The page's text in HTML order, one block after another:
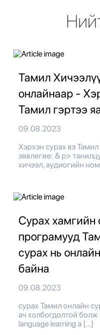
Тамил
онлайнаар -
Тамил гэртээ
09.08.2023
Хэрхэн сурах вэ
зөвлөгөө: & p>
хичээл, аудиогийн
Сурах хамгийн
програмууд
сурах нь
байна
09.08.2023
сурах Тамил онлайн
ач холбогдолтой болж
language learning a […]